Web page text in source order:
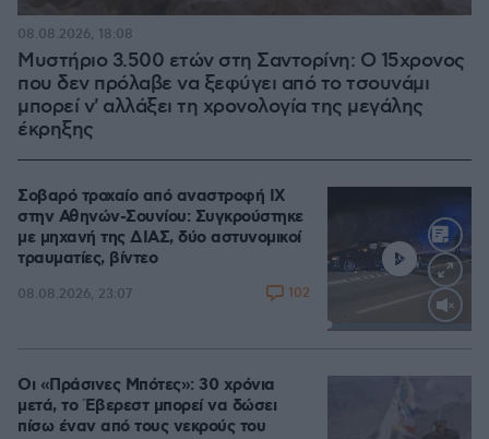
Μυστήριο 3.500 ετών στη Σαντορίνη: Ο 15χρονος
που δεν πρόλαβε να ξεφύγει από το τσουνάμι
μπορεί ν' αλλάξει τη χρονολογία της μεγάλης
έκρηξης
08.08.2026, 18:08
Σοβαρό τροχαίο από αναστροφή ΙΧ
στην Αθηνών-Σουνίου: Συγκρούστηκε
με μηχανή της ΔΙΑΣ, δύο αστυνομικοί
τραυματίες, βίντεο
08.08.2026, 23:07 102
Οι «Πράσινες Μπότες»: 30 χρόνια
μετά, το Έβερεστ μπορεί να δώσει
πίσω έναν από τους νεκρούς του